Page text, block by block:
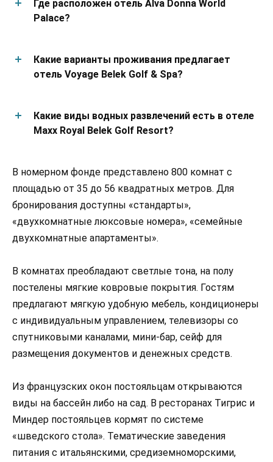
Где расположен отель Alva Donna World
Palace?
Какие варианты проживания предлагает
отель Voyage Belek Golf & Spa?
Какие виды водных развлечений есть в отеле
Maxx Royal Belek Golf Resort?
В номерном фонде представлено 800 комнат с
площадью от 35 до 56 квадратных метров. Для
бронирования доступны «стандарты»,
«двухкомнатные люксовые номера», «семейные
двухкомнатные апартаменты».
В комнатах преобладают светлые тона, на полу
постелены мягкие ковровые покрытия. Гостям
предлагают мягкую удобную мебель, кондиционеры
с индивидуальным управлением, телевизоры со
спутниковыми каналами, мини-бар, сейф для
размещения документов и денежных средств.
Из французских окон постояльцам открываются
виды на бассейн либо на сад. В ресторанах Тигрис и
Миндер постояльцев кормят по системе
«шведского стола». Тематические заведения
питания с итальянскими, средиземноморскими,